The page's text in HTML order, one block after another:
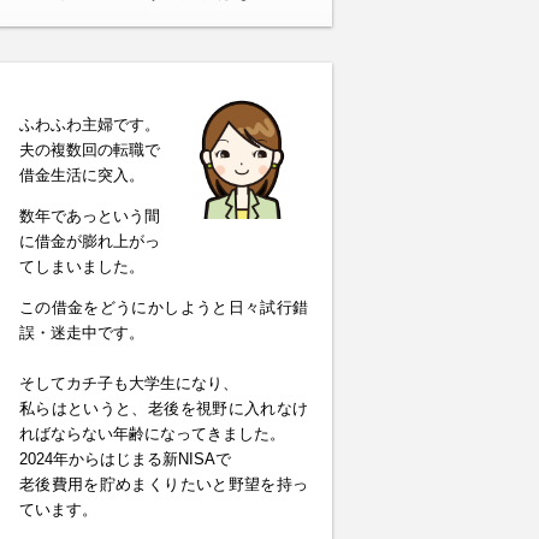
ふわふわ主婦です。
夫の複数回の転職で
借金生活に突入。
数年であっという間
に借金が膨れ上がっ
てしまいました。
この借金をどうにかしようと日々試行錯
誤・迷走中です。
そしてカチ子も大学生になり、
私らはというと、老後を視野に入れなけ
ればならない年齢になってきました。
2024年からはじまる新NISAで
老後費用を貯めまくりたいと野望を持っ
ています。